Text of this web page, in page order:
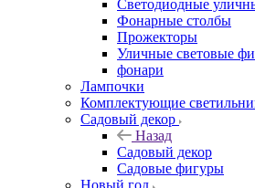
Светодиодные
Фонарные столбы
Прожекторы
Уличные световые
фонари
Лампочки
Комплектующие
Садовый декор
Назад
Садовый декор
Садовые фигуры
Новый год